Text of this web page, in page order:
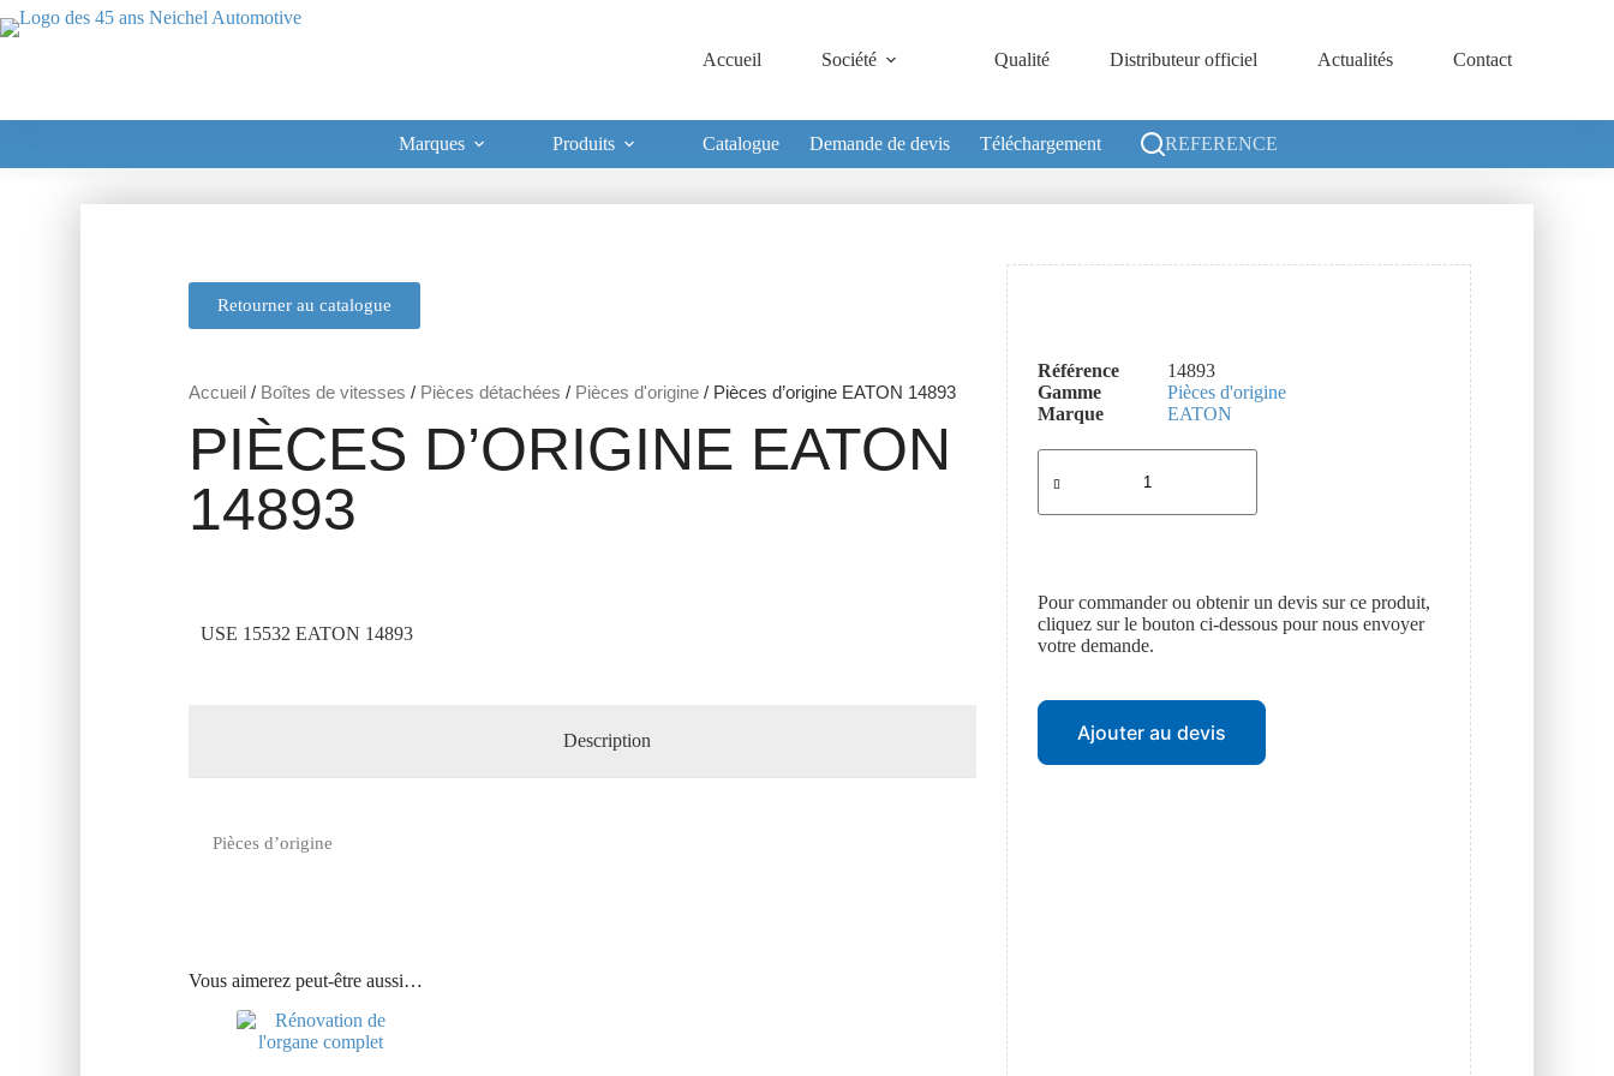
Accueil Société Qualité Distributeur officiel Actualités Contact
Marques Produits Catalogue Demande de devis Téléchargement REFERENCE
Retourner au catalogue
Accueil / Boîtes de vitesses / Pièces détachées / Pièces d'origine / Pièces d’origine EATON 14893
PIÈCES D’ORIGINE EATON
14893
USE 15532 EATON 14893
Description
Pièces d’origine
Vous aimerez peut-être aussi…
Référence
14893
Gamme
Pièces d'origine
Marque
EATON
Pour commander ou obtenir un devis sur ce produit,
cliquez sur le bouton ci-dessous pour nous envoyer
votre demande.
Ajouter au devis